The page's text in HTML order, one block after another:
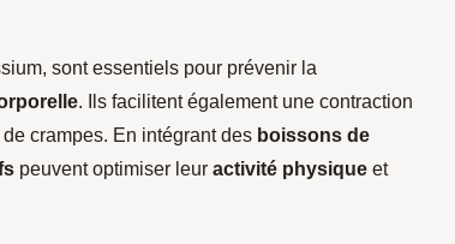
sont essentiels pour prévenir la
. Ils facilitent également une contraction
crampes. En intégrant des boissons de
peuvent optimiser leur activité physique et